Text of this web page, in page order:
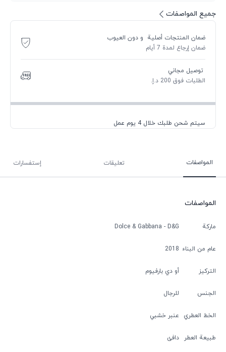
جميع المواصفات
ضمان المنتجات أصلية و دون العيوب
ضمان إرجاع لمدة 7 أيام
توصيل مجاني
الطلبات فوق 200 د.إ.
سيتم شحن طلبك خلال 4 يوم عمل
المواصفات تعليقات إستفسارات
المواصفات
ماركة Dolce & Gabbana - D&G
عام من البناء 2018
التركيز أو دي بارفيوم
الجنس للرجال
الخط العطري عنبر خشبي
طبيعة العطر دافئ